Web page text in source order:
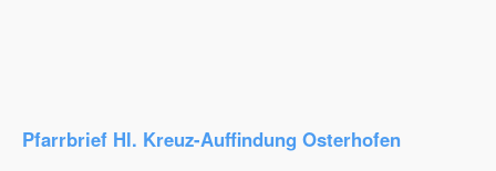
Pfarrbrief Hl. Kreuz-Auffindung Osterhofen